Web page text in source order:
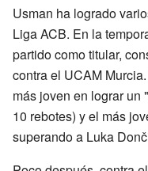
Usman ha logrado
Liga ACB. En la
partido como titular,
contra el UCAM
más joven en lograr un
10 rebotes) y el más
superando a Luka